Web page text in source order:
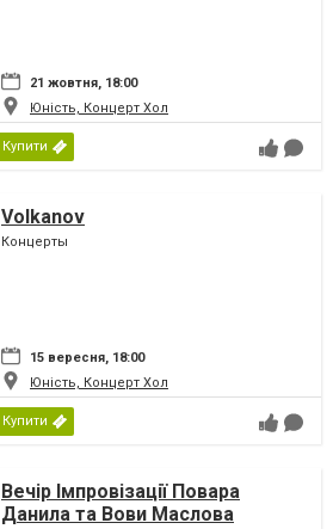
21 жовтня, 18:00
Юність, Концерт Хол
Купити
Volkanov
Концерты
15 вересня, 18:00
Юність, Концерт Хол
Купити
Вечір Імпровізації Повара
Данила та Вови Маслова